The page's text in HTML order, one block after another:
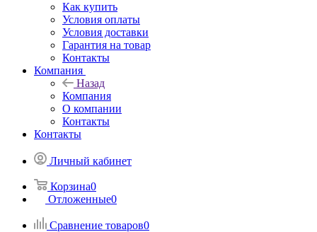
Как купить
Условия оплаты
Условия доставки
Гарантия на товар
Контакты
Компания
Назад
Компания
О компании
Контакты
Контакты
Личный кабинет
Корзина0
Отложенные0
Сравнение товаров0